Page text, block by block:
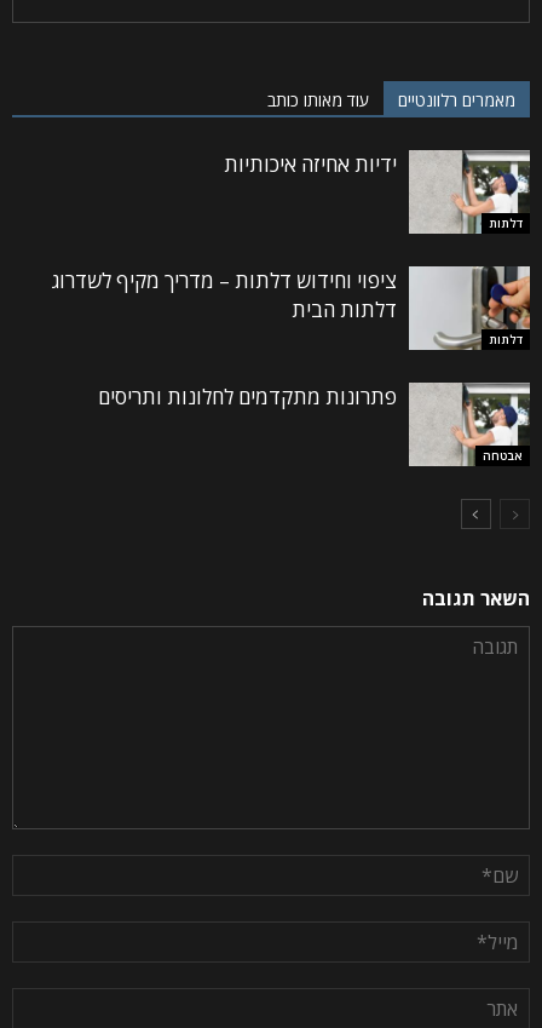
מאמרים רלוונטיים עוד מאותו כותב
דלתות
ידיות אחיזה איכותיות
דלתות
ציפוי וחידוש דלתות – מדריך מקיף לשדרוג
דלתות הבית
אבטחה
פתרונות מתקדמים לחלונות ותריסים
השאר תגובה